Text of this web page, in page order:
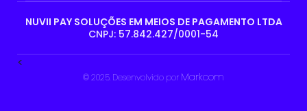
NUVII PAY SOLUÇÕES EM MEIOS DE PAGAMENTO LTDA
CNPJ: 57.842.427/0001-54
<
© 2025. Desenvolvido por Markcom